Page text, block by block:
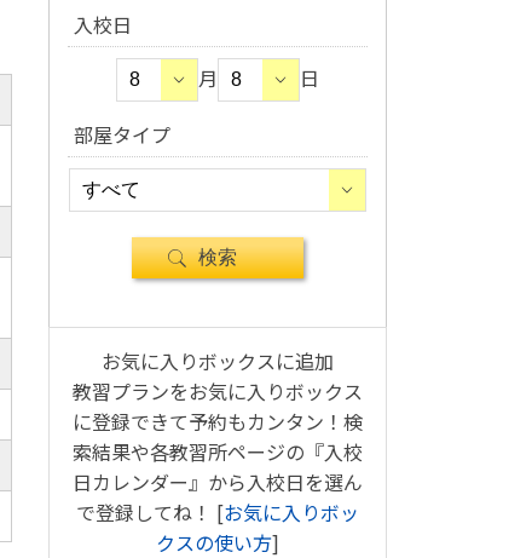
入校日
月
日
部屋タイプ
お気に入りボックスに追加
教習プランをお気に入りボックス
に登録できて予約もカンタン！検
索結果や各教習所ページの『入校
日カレンダー』から入校日を選ん
で登録してね！ [お気に入りボッ
クスの使い方]